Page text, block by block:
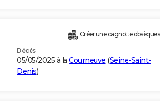
Créer une cagnotte obsèques
Décès
05/05/2025 à la Courneuve (Seine-Saint-
Denis)